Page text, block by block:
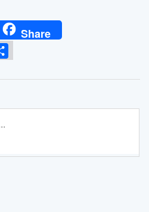
Share
Partager